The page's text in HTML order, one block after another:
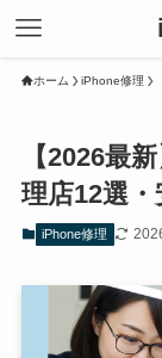
ホーム iPhone修理
【2026最
理店12選
iPhone修理